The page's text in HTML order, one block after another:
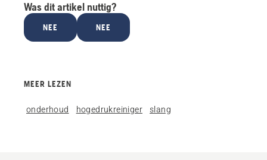
Was dit artikel nuttig?
NEE NEE
MEER LEZEN
onderhoud hogedrukreiniger slang